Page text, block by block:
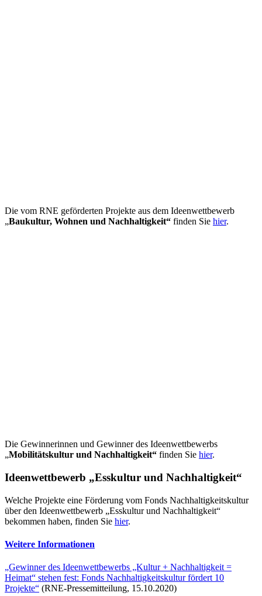
Die vom RNE geförderten Projekte aus dem Ideenwettbewerb
„Baukultur, Wohnen und Nachhaltigkeit“ finden Sie hier.
Die Gewinnerinnen und Gewinner des Ideenwettbewerbs
„Mobilitätskultur und Nachhaltigkeit“ finden Sie hier.
Ideenwettbewerb „Esskultur und Nachhaltigkeit“
Welche Projekte eine Förderung vom Fonds Nachhaltigkeitskultur
über den Ideenwettbewerb „Esskultur und Nachhaltigkeit“
bekommen haben, finden Sie hier.
Weitere Informationen
„Gewinner des Ideenwettbewerbs „Kultur + Nachhaltigkeit =
Heimat“ stehen fest: Fonds Nachhaltigkeitskultur fördert 10
Projekte“ (RNE-Pressemitteilung, 15.10.2020)